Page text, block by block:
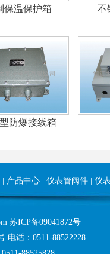
保温保护箱 不
防爆接线箱
| 产品中心| 仪表管阀件| 仪
苏ICP备09041872号
电话：0511-88522228